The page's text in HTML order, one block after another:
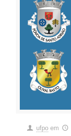
ufpo em